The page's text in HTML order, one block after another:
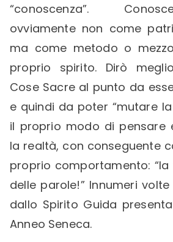
“conoscenza”.
ovviamente non come
ma come metodo o
proprio spirito. Dirò
Cose Sacre al punto da
e quindi da poter “mutare
il proprio modo di pensare
la realtà, con conseguente
proprio comportamento:
delle parole!” Innumeri
dallo Spirito Guida
Anneo Seneca.